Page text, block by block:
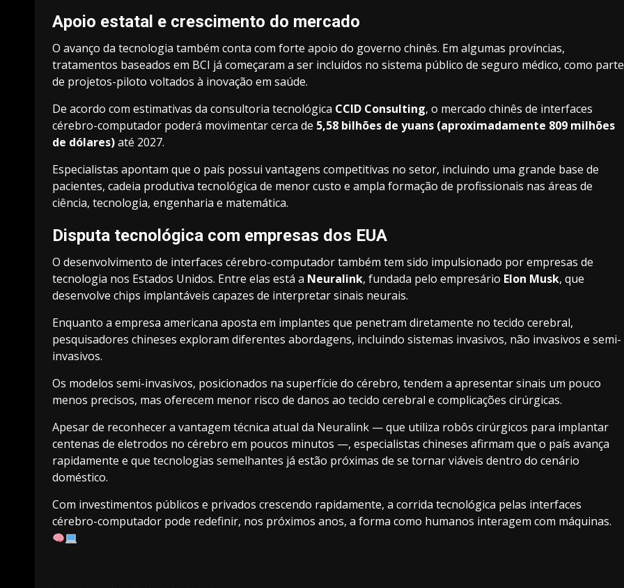
Apoio estatal e crescimento do mercado
O avanço da tecnologia também conta com forte apoio do governo chinês. Em algumas províncias,
tratamentos baseados em BCI já começaram a ser incluídos no sistema público de seguro médico, como parte
de projetos-piloto voltados à inovação em saúde.
De acordo com estimativas da consultoria tecnológica CCID Consulting, o mercado chinês de interfaces
cérebro-computador poderá movimentar cerca de 5,58 bilhões de yuans (aproximadamente 809 milhões
de dólares)até 2027.
Especialistas apontam que o país possui vantagens competitivas no setor, incluindo uma grande base de
pacientes, cadeia produtiva tecnológica de menor custo e ampla formação de profissionais nas áreas de
ciência, tecnologia, engenharia e matemática.
Disputa tecnológica com empresas dos EUA
O desenvolvimento de interfaces cérebro-computador também tem sido impulsionado por empresas de
tecnologia nos Estados Unidos. Entre elas está a Neuralink, fundada pelo empresário Elon Musk, que
desenvolve chips implantáveis capazes de interpretar sinais neurais.
Enquanto a empresa americana aposta em implantes que penetram diretamente no tecido cerebral,
pesquisadores chineses exploram diferentes abordagens, incluindo sistemas invasivos, não invasivos e semi-
invasivos.
Os modelos semi-invasivos, posicionados na superfície do cérebro, tendem a apresentar sinais um pouco
menos precisos, mas oferecem menor risco de danos ao tecido cerebral e complicações cirúrgicas.
Apesar de reconhecer a vantagem técnica atual da Neuralink — que utiliza robôs cirúrgicos para implantar
centenas de eletrodos no cérebro em poucos minutos —, especialistas chineses afirmam que o país avança
rapidamente e que tecnologias semelhantes já estão próximas de se tornar viáveis dentro do cenário
doméstico.
Com investimentos públicos e privados crescendo rapidamente, a corrida tecnológica pelas interfaces
cérebro-computador pode redefinir, nos próximos anos, a forma como humanos interagem com máquinas.